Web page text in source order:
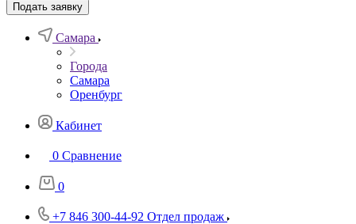
Подать заявку
Самара
Города
Самара
Оренбург
Кабинет
0 Сравнение
0
+7 846 300-44-92 Отдел продаж